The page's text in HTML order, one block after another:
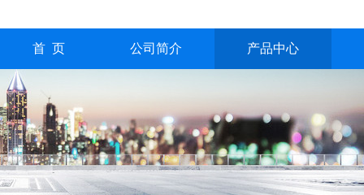
首 页 公司简介 产品中心